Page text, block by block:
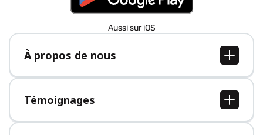
Aussi sur iOS
À propos de nous
À propos de nous
Postes
Presse
Témoignages
Tous les témoignages